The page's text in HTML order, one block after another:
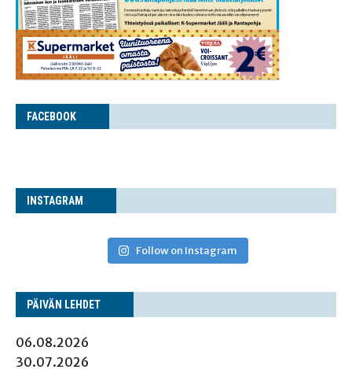
FACE­BOOK
INS­TA­GRAM
Follow on Instagram
PÄI­VÄN LEHDET
06.08.2026
30.07.2026